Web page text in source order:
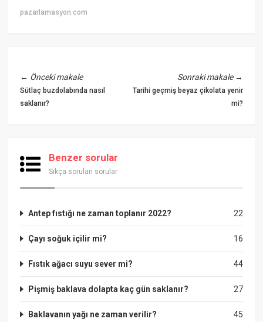
pazarlamasyon.com
← Önceki makale
Sütlaç buzdolabında nasıl
saklanır?
Sonraki makale→
Tarihi geçmiş beyaz çikolata yenir
mi?
Benzer sorular
Sıkça sorulan sorular
22
Antep fıstığı ne zaman toplanır 2022?
16
Çayı soğuk içilir mi?
44
Fıstık ağacı suyu sever mi?
27
Pişmiş baklava dolapta kaç gün saklanır?
45
Baklavanın yağı ne zaman verilir?